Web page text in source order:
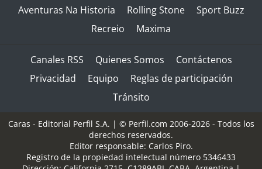
Aventuras Na Historia
Rolling Stone
Sport Buzz
Recreio
Maxima
Canales RSS Quienes Somos
Contáctenos
Privacidad
Equipo
Reglas de participación
Tránsito
Caras - Editorial Perfil S.A. | © Perfil.com 2006-2026 - Todos los
derechos reservados.
Editor responsable: Carlos Piro.
Registro de la propiedad intelectual número 5346433